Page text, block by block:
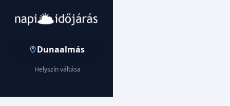
Dunaalmás
Helyszín váltása